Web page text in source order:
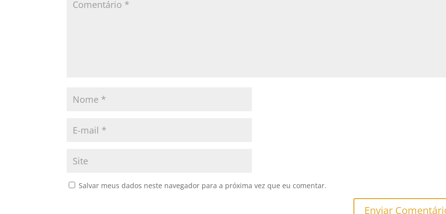
Salvar meus dados neste navegador para a próxima vez que eu comentar.